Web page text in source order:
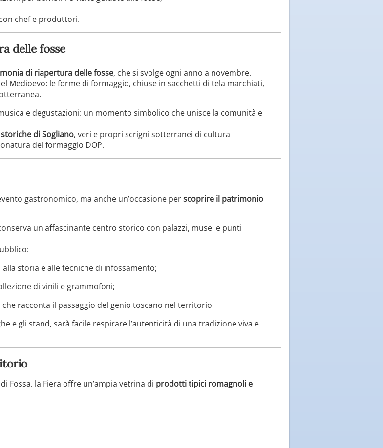
con chef e produttori.
delle fosse
di riapertura delle fosse, che si svolge ogni anno a novembre.
Medioevo: le forme di formaggio, chiuse in sacchetti di tela marchiati,
e degustazioni: un momento simbolico che unisce la comunità e
di Sogliano, veri e propri scrigni sotterranei di cultura
del formaggio DOP.
gastronomico, ma anche un’occasione perscoprire il patrimonio
un affascinante centro storico con palazzi, musei e punti
alla storia e alle tecniche di infossamento;
di vinili e grammofoni;
che racconta il passaggio del genio toscano nel territorio.
e gli stand, sarà facile respirare l’autenticità di una tradizione viva e
Fossa, la Fiera offre un’ampia vetrina di prodotti tipici romagnoli e